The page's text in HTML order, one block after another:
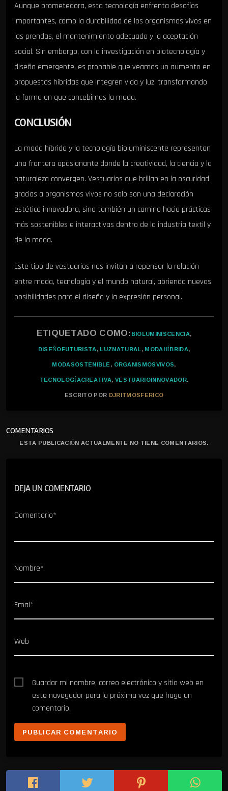
Aunque prometedora, esta tecnología enfrenta desafíos
importantes, como la durabilidad de los organismos vivos en
las prendas, el mantenimiento adecuado y la aceptación
social. Sin embargo, con la investigación en biotecnología y
diseño emergente, es probable que veamos un aumento en
propuestas híbridas que integren vida y luz, transformando
la forma en que concebimos la moda.
CONCLUSIÓN
La moda híbrida y la tecnología bioluminiscente representan
una frontera apasionante donde la creatividad, la ciencia y la
naturaleza convergen. Vestuarios que brillan en la oscuridad
gracias a organismos vivos no solo son una declaración
estética innovadora, sino también un camino hacia prácticas
más sostenibles e interactivas dentro de la industria textil y
de la moda.
Este tipo de vestuarios nos invitan a repensar la relación
entre moda, tecnología y el mundo natural, abriendo nuevas
posibilidades para el diseño y la expresión personal.
ETIQUETADO COMO:BIOLUMINISCENCIA,
DISEÑOFUTURISTA,LUZNATURAL,MODAHÍBRIDA,
MODASOSTENIBLE, ORGANISMOSVIVOS,
TECNOLOGÍACREATIVA,VESTUARIOINNOVADOR.
ESCRITO POR DJRITMOSFERICO
COMENTARIOS
ESTA PUBLICACIÓN ACTUALMENTE NO TIENE COMENTARIOS.
DEJA UN COMENTARIO
Comentario*
Nombre*
Emal*
Web
Guardar mi nombre, correo electrónico y sitio web en
este navegador para la próxima vez que haga un
comentario.